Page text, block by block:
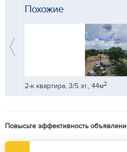
Похожие
2-к квартира, 3/5 эт., 44м2
Повысьте эффективность